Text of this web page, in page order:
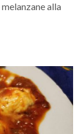
alla